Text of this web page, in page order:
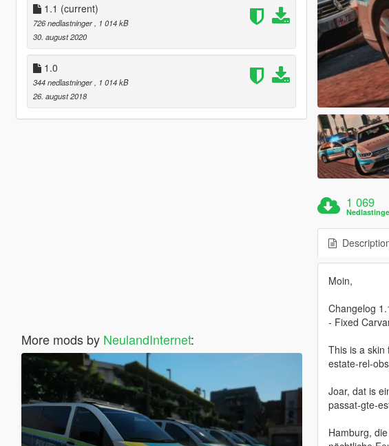
1.1 (current)
726 nedlastninger , 1 014 kB
30. august 2020
1.0
344 nedlastninger , 1 014 kB
26. august 2018
More mods by NeulandInternet:
1 069
Moin,
Changelog
- Fixed
This is a skin
estate-rel-
Joar, dat is
passat-gte-
Hamburg,